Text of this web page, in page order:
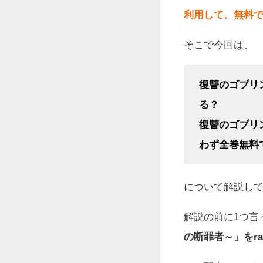
利用して、無料
そこで今回は、
復讐のゴブリ
る？
復讐のゴブリ
わず全巻無料
について解説し
解説の前に1つ言
の断罪者～」を